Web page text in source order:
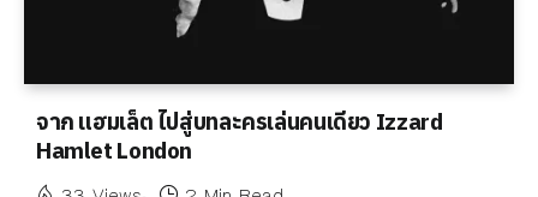
จาก แฮมเล็ต ไปสู่บทละครเล่นคนเดียว Izzard
Hamlet London